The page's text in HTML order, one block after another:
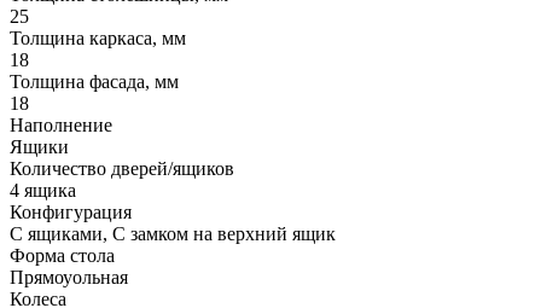
25
Толщина каркаса, мм
18
Толщина фасада, мм
18
Наполнение
Ящики
Количество дверей/ящиков
4 ящика
Конфигурация
С ящиками, С замком на верхний ящик
Форма стола
Прямоуольная
Колеса